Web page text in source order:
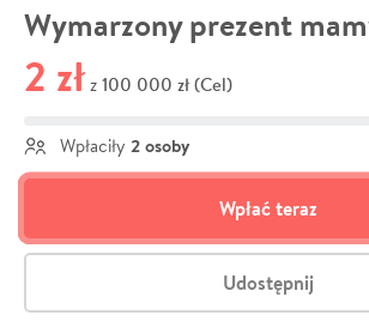
Wymarzony prezent
2 zł z 100 000 zł (Cel)
Wpłaciły 2 osoby
Wpłać teraz
Udostępnij